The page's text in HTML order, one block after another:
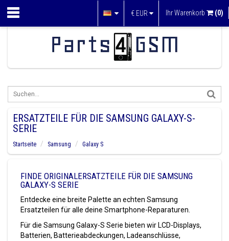
€ EUR Ihr Warenkorb (0)
ERSATZTEILE FÜR DIE SAMSUNG GALAXY-S-
SERIE
Startseite Samsung Galaxy S
FINDE ORIGINALERSATZTEILE FÜR DIE SAMSUNG
GALAXY-S SERIE
Entdecke eine breite Palette an echten Samsung
Ersatzteilen für alle deine Smartphone-Reparaturen.
Für die Samsung Galaxy-S Serie bieten wir LCD-Displays,
Batterien, Batterieabdeckungen, Ladeanschlüsse,